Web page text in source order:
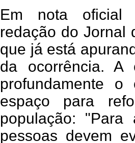
Em nota oficial
redação do Jornal
que já está
da ocorrência. A
profundamente
espaço para
população:
pessoas devem